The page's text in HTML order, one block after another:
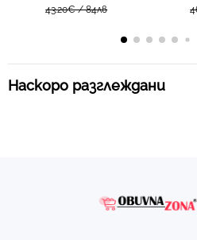
green
43.20€ / 84лв
всяка
Наскоро разглеждани